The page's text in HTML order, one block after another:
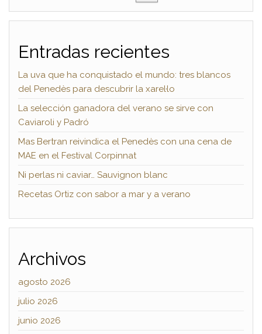
Entradas recientes
La uva que ha conquistado el mundo: tres blancos
del Penedès para descubrir la xarel·lo
La selección ganadora del verano se sirve con
Caviaroli y Padró
Mas Bertran reivindica el Penedès con una cena de
MAE en el Festival Corpinnat
Ni perlas ni caviar… Sauvignon blanc
Recetas Ortiz con sabor a mar y a verano
Archivos
agosto 2026
julio 2026
junio 2026